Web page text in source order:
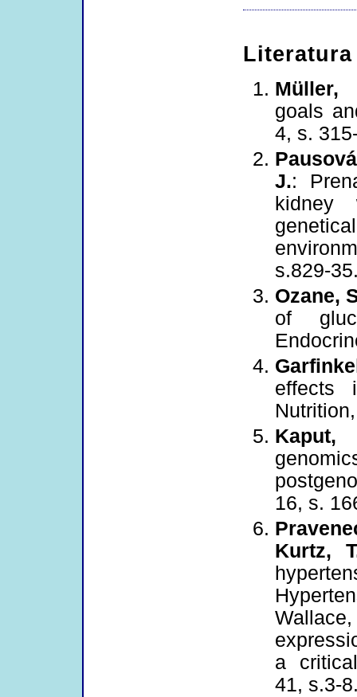
Literatura
Müller,
goals
4, s.
J.:
kidney
s.829-
Ozane,
of
effects
Kaput,
16, s.
Kurtz,
a
41, s.3-